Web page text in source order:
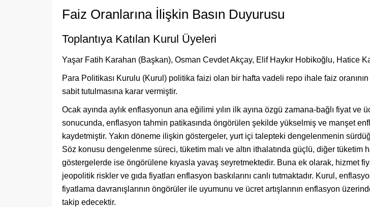
Faiz Oranlarına İlişkin Basın Duyurusu
Toplantıya Katılan Kurul Üyeleri
Yaşar Fatih Karahan (Başkan), Osman Cevdet Akçay, Elif Haykır Hobikoğlu, Hatice
Para Politikası Kurulu (Kurul) politika faizi olan bir hafta vadeli repo ihale faiz
sabit tutulmasına karar vermiştir.
Ocak ayında aylık enflasyonun ana eğilimi yılın ilk ayına özgü zamana-bağlı fiyat ve
sonucunda, enflasyon tahmin patikasında öngörülen şekilde yükselmiş ve manşet
kaydetmiştir. Yakın döneme ilişkin göstergeler, yurt içi talepteki dengelenmenin
Söz konusu dengelenme süreci, tüketim malı ve altın ithalatında güçlü, diğer tüketim
göstergelerde ise öngörülene kıyasla yavaş seyretmektedir. Buna ek olarak, hizmet
jeopolitik riskler ve gıda fiyatları enflasyon baskılarını canlı tutmaktadır. Kurul,
fiyatlama davranışlarının öngörüler ile uyumunu ve ücret artışlarının enflasyon
takip edecektir.